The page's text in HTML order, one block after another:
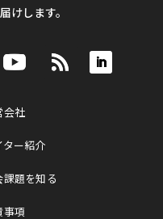
けします。
会社
ター紹介
課題を知る
事項